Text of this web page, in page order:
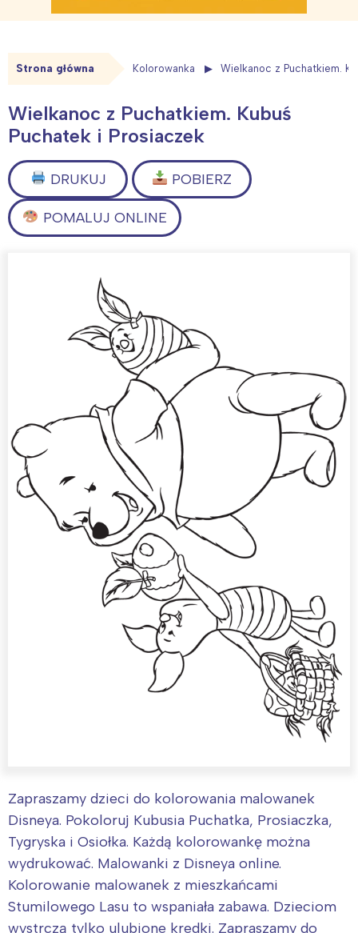
Strona główna Kolorowanka Wielkanoc z Puchatkiem.
Wielkanoc z Puchatkiem. Kubuś
Puchatek i Prosiaczek
DRUKUJ POBIERZ
POMALUJ ONLINE
Zapraszamy dzieci do kolorowania malowanek
Disneya. Pokoloruj Kubusia Puchatka, Prosiaczka,
Tygryska i Osiołka. Każdą kolorowankę można
wydrukować. Malowanki z Disneya online.
Kolorowanie malowanek z mieszkańcami
Stumilowego Lasu to wspaniała zabawa. Dzieciom
wystrczą tylko ulubione kredki. Zapraszamy do